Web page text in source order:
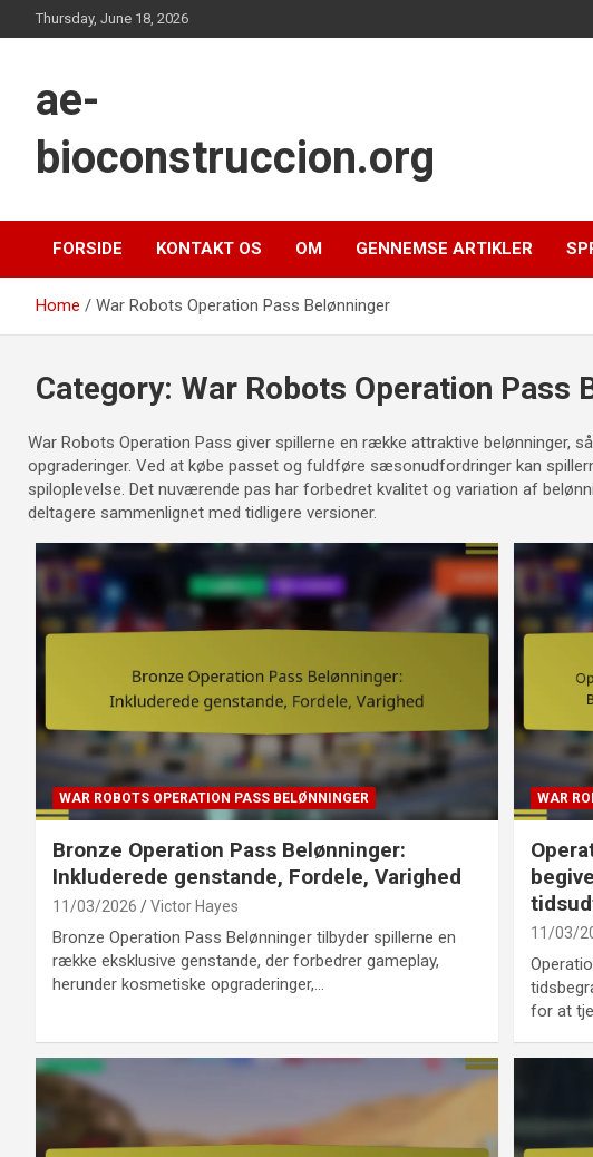
to
Thursday, June 18, 2026
ae-
bioconstruccion.org
FORSIDE KONTAKT OS OM GENNEMSE ARTIKLER
Home War Robots Operation Pass Belønninger
Category: War Robots Operation Pass
War Robots Operation Pass giver spillerne en række attraktive belønninger,
opgraderinger. Ved at købe passet og fuldføre sæsonudfordringer kan
spiloplevelse. Det nuværende pas har forbedret kvalitet og variation af
deltagere sammenlignet med tidligere versioner.
WAR ROBOTS OPERATION PASS BELØNNINGER
Bronze Operation Pass Belønninger:
Inkluderede genstande, Fordele, Varighed
11/03/2026 Victor Hayes
Bronze Operation Pass Belønninger tilbyder spillerne en
række eksklusive genstande, der forbedrer gameplay,
herunder kosmetiske opgraderinger,…
WAR
11/03/
for at